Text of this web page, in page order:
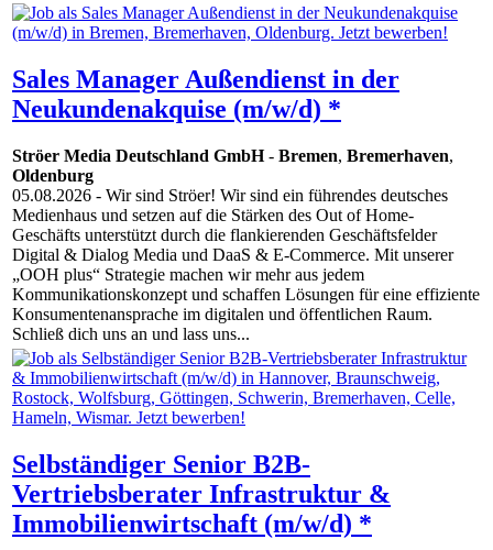
Sales Manager Außendienst in der
Neukundenakquise (m/w/d) *
Ströer Media Deutschland GmbH- Bremen, Bremerhaven,
Oldenburg
05.08.2026 - Wir sind Ströer! Wir sind ein führendes deutsches
Medienhaus und setzen auf die Stärken des Out of Home-
Geschäfts unterstützt durch die flankierenden Geschäftsfelder
Digital & Dialog Media und DaaS & E-Commerce. Mit unserer
„OOH plus“ Strategie machen wir mehr aus jedem
Kommunikationskonzept und schaffen Lösungen für eine effiziente
Konsumentenansprache im digitalen und öffentlichen Raum.
Schließ dich uns an und lass uns...
Selbständiger Senior B2B-
Vertriebsberater Infrastruktur &
Immobilienwirtschaft (m/w/d) *